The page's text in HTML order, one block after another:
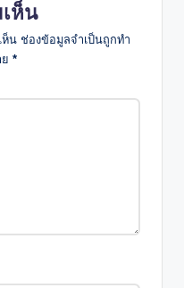
ห็น
ห็น ช่องข้อมูลจำเป็นถูกทำ
*